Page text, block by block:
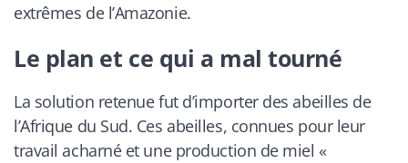
extrêmes de l’Amazonie.
Le plan et ce qui a mal tourné
La solution retenue fut d’importer des abeilles de
l’Afrique du Sud. Ces abeilles, connues pour leur
travail acharné et une production de miel «